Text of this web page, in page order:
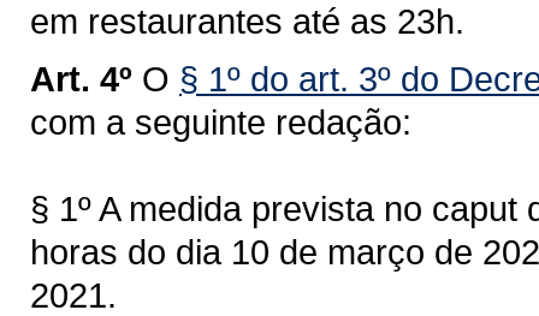
em restaurantes até as 23h.
Art. 4º O § 1º do art. 3º do
com a seguinte redação:
§ 1º A medida prevista no
horas do dia 10 de março de
2021.